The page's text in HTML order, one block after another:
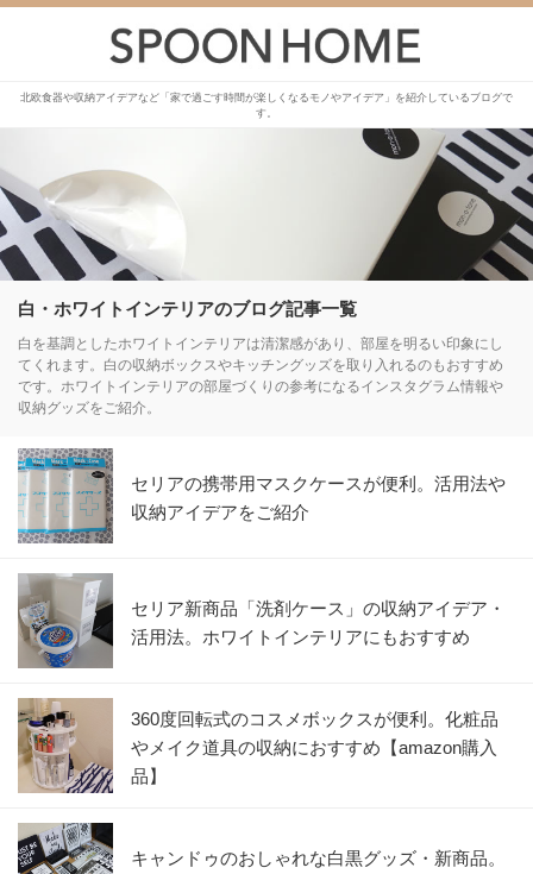
北欧食器や収納アイデアなど「家で過ごす時間が楽しくなるモノやアイデア」を紹介しているブログで
す。
白・ホワイトインテリアのブログ記事一覧
白を基調としたホワイトインテリアは清潔感があり、部屋を明るい印象にし
てくれます。白の収納ボックスやキッチングッズを取り入れるのもおすすめ
です。ホワイトインテリアの部屋づくりの参考になるインスタグラム情報や
収納グッズをご紹介。
セリアの携帯用マスクケースが便利。活用法や
収納アイデアをご紹介
セリア新商品「洗剤ケース」の収納アイデア・
活用法。ホワイトインテリアにもおすすめ
360度回転式のコスメボックスが便利。化粧品
やメイク道具の収納におすすめ【amazon購入
品】
キャンドゥのおしゃれな白黒グッズ・新商品。